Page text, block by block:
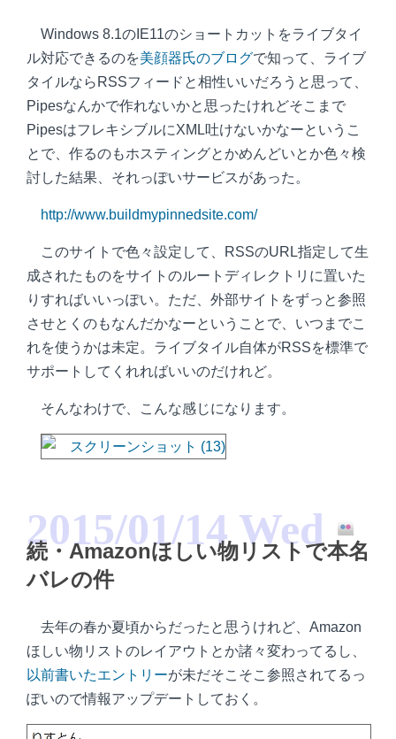
Windows 8.1のIE11のショートカットをライブタイ
ル対応できるのを美顔器氏のブログで知って、ライブ
タイルならRSSフィードと相性いいだろうと思って、
Pipesなんかで作れないかと思ったけれどそこまで
PipesはフレキシブルにXML吐けないかなーというこ
とで、作るのもホスティングとかめんどいとか色々検
討した結果、それっぽいサービスがあった。
http://www.buildmypinnedsite.com/
このサイトで色々設定して、RSSのURL指定して生
成されたものをサイトのルートディレクトリに置いた
りすればいいっぽい。ただ、外部サイトをずっと参照
させとくのもなんだかなーということで、いつまでこ
れを使うかは未定。ライブタイル自体がRSSを標準で
サポートしてくれればいいのだけれど。
そんなわけで、こんな感じになります。
2015/01/14 Wed
続・Amazonほしい物リストで本名
バレの件
去年の春か夏頃からだったと思うけれど、Amazon
ほしい物リストのレイアウトとか諸々変わってるし、
以前書いたエントリーが未だそこそこ参照されてるっ
ぽいので情報アップデートしておく。